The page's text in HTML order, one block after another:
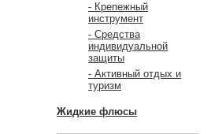
- Крепежный
инструмент
- Средства
индивидуальной
защиты
- Активный отдых и
туризм
Жидкие флюсы